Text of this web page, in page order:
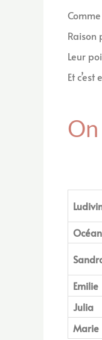
Raison
Leur
Et
Emilie
Julia
Marie